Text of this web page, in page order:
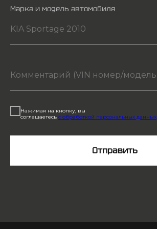
Марка и модель автомобиля
Нажимая на кнопку, вы
соглашаетесь с обработкой персональных данных
Отправить